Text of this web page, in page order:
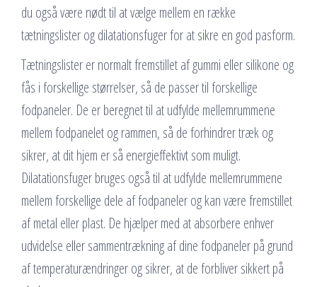
du også være nødt til at vælge mellem en række
tætningslister og dilatationsfuger for at sikre en god pasform.
Tætningslister er normalt fremstillet af gummi eller silikone og
fås i forskellige størrelser, så de passer til forskellige
fodpaneler. De er beregnet til at udfylde mellemrummene
mellem fodpanelet og rammen, så de forhindrer træk og
sikrer, at dit hjem er så energieffektivt som muligt.
Dilatationsfuger bruges også til at udfylde mellemrummene
mellem forskellige dele af fodpaneler og kan være fremstillet
af metal eller plast. De hjælper med at absorbere enhver
udvidelse eller sammentrækning af dine fodpaneler på grund
af temperaturændringer og sikrer, at de forbliver sikkert på